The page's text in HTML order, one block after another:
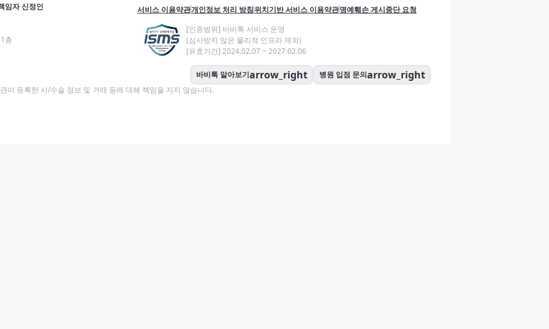
임자 신정인
층
서비스 이용약관개인정보 처리 방침위치기반 서비스 이용약관명예훼손 게시중단 요청
[인증범위] 바비톡 서비스 운영
(심사받지 않은 물리적 인프라 제외)
[유효기간] 2024.02.07 ~ 2027.02.06
바비톡 알아보기arrow_right 병원 입점 문의arrow_right
이 등록한 시/수술 정보 및 거래 등에 대해 책임을 지지 않습니다.